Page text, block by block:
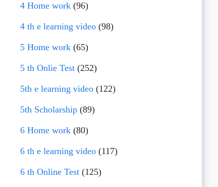
4 Home work(96)
4 th e learning video(98)
5 Home work(65)
5 th Onlie Test(252)
5th e learning video(122)
5th Scholarship(89)
6 Home work(80)
6 th e learning video(117)
6 th Online Test(125)